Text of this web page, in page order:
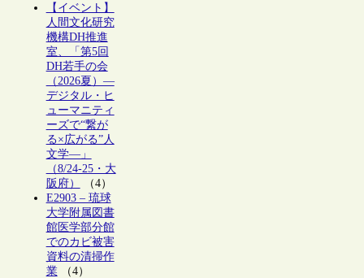
【イベント】
人間文化研究
機構DH推進
室、「第5回
DH若手の会
（2026夏）―
デジタル・ヒ
ューマニティ
ーズで“繋が
る×広がる”人
文学―」
（8/24-25・大
阪府）
（4）
E2903 – 琉球
大学附属図書
館医学部分館
でのカビ被害
資料の清掃作
業（4）